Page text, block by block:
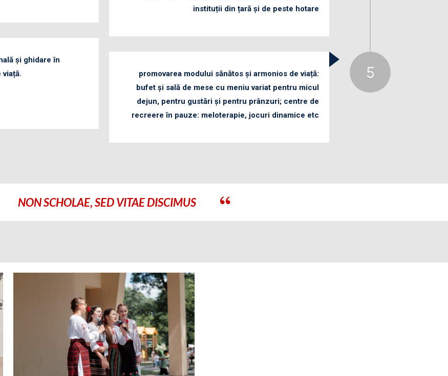
și ghidare în
instituții din țară și de peste hotare
promovarea modului sănătos și armonios de viață:
bufet și sală de mese cu meniu variat pentru micul
dejun, pentru gustări și pentru prânzuri; centre de
recreere în pauze: meloterapie, jocuri dinamice etc
NON SCHOLAE, SED VITAE DISCIMUS